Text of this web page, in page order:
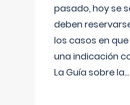
pasado, hoy se
deben
los casos en
una indicación
La Guía sobre la...